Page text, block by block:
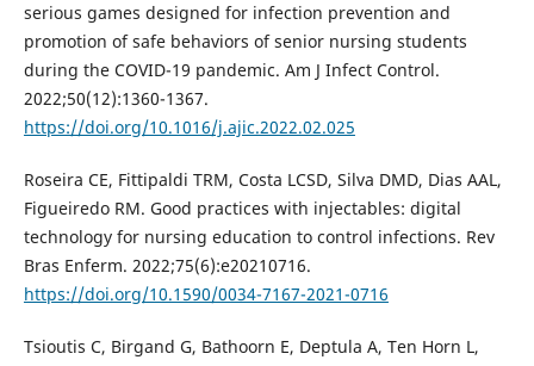
serious games designed for infection prevention and
promotion of safe behaviors of senior nursing students
during the COVID-19 pandemic. Am J Infect Control.
2022;50(12):1360-1367.
https://doi.org/10.1016/j.ajic.2022.02.025
Roseira CE, Fittipaldi TRM, Costa LCSD, Silva DMD, Dias AAL,
Figueiredo RM. Good practices with injectables: digital
technology for nursing education to control infections. Rev
Bras Enferm. 2022;75(6):e20210716.
https://doi.org/10.1590/0034-7167-2021-0716
Tsioutis C, Birgand G, Bathoorn E, Deptula A, Ten Horn L,